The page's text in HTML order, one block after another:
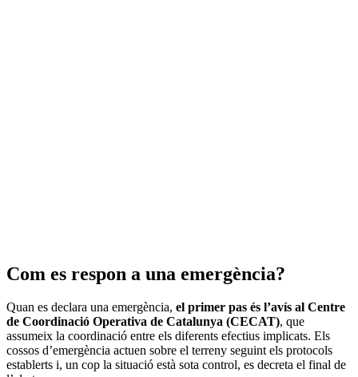
Com es respon a una emergència?
Quan es declara una emergència, el primer pas és l’avís al Centre
de Coordinació Operativa de Catalunya (CECAT), que
assumeix la coordinació entre els diferents efectius implicats. Els
cossos d’emergència actuen sobre el terreny seguint els protocols
establerts i, un cop la situació està sota control, es decreta el final de